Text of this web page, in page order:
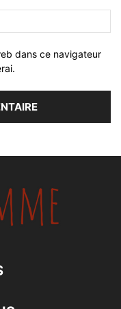
dans ce navigateur